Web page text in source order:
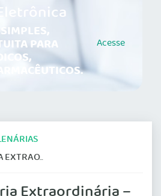
PARA Acesse
– 30/07/2024